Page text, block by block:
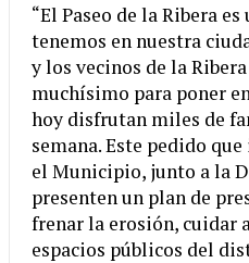
“El Paseo de la Ribera
tenemos en nuestra
y los vecinos de la
muchísimo para poner
hoy disfrutan miles de
semana. Este pedido
el Municipio, junto a la
presenten un plan de
frenar la erosión, cuidar
espacios públicos del